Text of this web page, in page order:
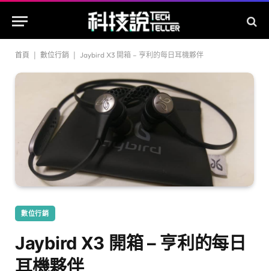
首頁 數位行銷 Jaybird X3 開箱 – 亨利的每日耳機夥伴
數位行銷
Jaybird X3 開箱 – 亨利的每日
耳機夥伴